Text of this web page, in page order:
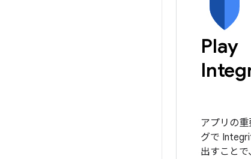
Play
アプリの
グで
出すこと